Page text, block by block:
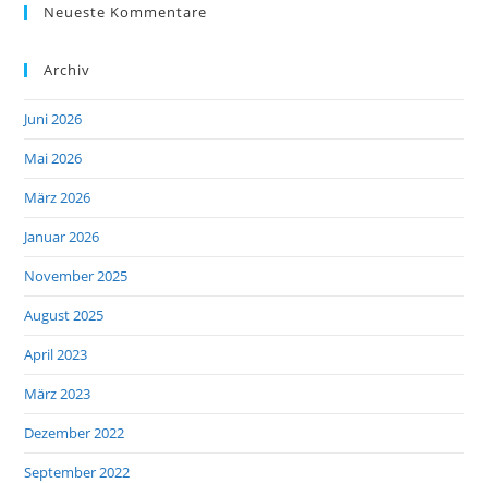
Neueste Kommentare
Archiv
Juni 2026
Mai 2026
März 2026
Januar 2026
November 2025
August 2025
April 2023
März 2023
Dezember 2022
September 2022